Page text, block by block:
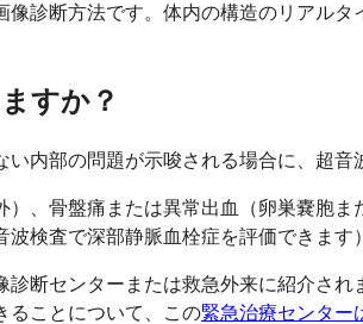
診断方法です。体内の構造のリアルタ
すか？
内部の問題が示唆される場合に、超音
、骨盤痛または異常出血（卵巣嚢胞
検査で深部静脈血栓症を評価できます
断センターまたは救急外来に紹介さ
ることについて、この緊急治療センター